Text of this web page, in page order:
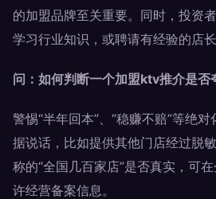
的加盟品牌至关重要。同时，投资
学习行业知识，或聘请有经验的店长
问：如何判断一个加盟ktv推介是否
警惕“半年回本”、“稳赚不赔”等绝
据说话，比如提供其他门店经过脱
称的“全国几百家店”是否真实，可
许经营备案信息。